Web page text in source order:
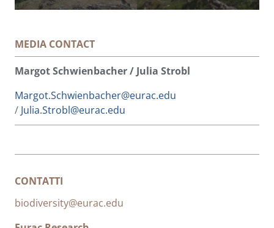
MEDIA CONTACT
Margot Schwienbacher / Julia Strobl
Margot.Schwienbacher@eurac.edu
/ Julia.Strobl@eurac.edu
CONTATTI
biodiversity@eurac.edu